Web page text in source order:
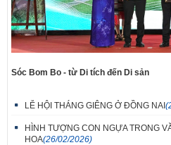
Sóc Bom Bo - từ Di tích đến Di sản
LỄ HỘI THÁNG GIÊNG Ở ĐỒNG NAI
HÌNH TƯỢNG CON NGỰA TRONG
HOA(26/02/2026)